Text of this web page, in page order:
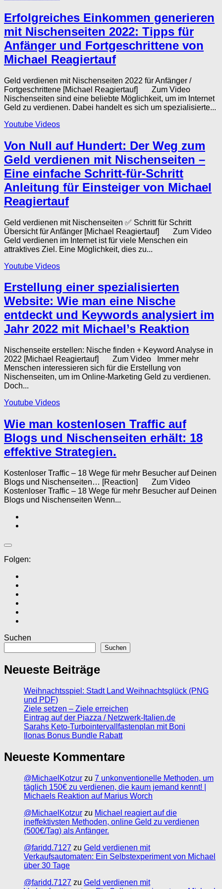
Erfolgreiches Einkommen generieren
mit Nischenseiten 2022: Tipps für
Anfänger und Fortgeschrittene von
Michael Reagiertauf
Geld verdienen mit Nischenseiten 2022 für Anfänger /
Fortgeschrittene [Michael Reagiertauf] Zum Video
Nischenseiten sind eine beliebte Möglichkeit, um im Internet
Geld zu verdienen. Dabei handelt es sich um spezialisierte...
Youtube Videos
Von Null auf Hundert: Der Weg zum
Geld verdienen mit Nischenseiten –
Eine einfache Schritt-für-Schritt
Anleitung für Einsteiger von Michael
Reagiertauf
Geld verdienen mit Nischenseiten ✅ Schritt für Schritt
Übersicht für Anfänger [Michael Reagiertauf] Zum Video
Geld verdienen im Internet ist für viele Menschen ein
attraktives Ziel. Eine Möglichkeit, dies zu...
Youtube Videos
Erstellung einer spezialisierten
Website: Wie man eine Nische
entdeckt und Keywords analysiert im
Jahr 2022 mit Michael’s Reaktion
Nischenseite erstellen: Nische finden + Keyword Analyse in
2022 [Michael Reagiertauf] Zum Video Immer mehr
Menschen interessieren sich für die Erstellung von
Nischenseiten, um im Online-Marketing Geld zu verdienen.
Doch...
Youtube Videos
Wie man kostenlosen Traffic auf
Blogs und Nischenseiten erhält: 18
effektive Strategien.
Kostenloser Traffic – 18 Wege für mehr Besucher auf Deinen
Blogs und Nischenseiten… [Reaction] Zum Video
Kostenloser Traffic – 18 Wege für mehr Besucher auf Deinen
Blogs und Nischenseiten Wenn...
Folgen:
Suchen
Suchen
Neueste Beiträge
Weihnachtsspiel: Stadt Land Weihnachtsglück (PNG
und PDF)
Ziele setzen – Ziele erreichen
Eintrag auf der Piazza / Netzwerk-Italien.de
Sarahs Keto-Turbointervallfastenplan mit Boni
Ilonas Bonus Bundle Rabatt
Neueste Kommentare
@MichaelKotzur zu 7 unkonventionelle Methoden, um
täglich 150€ zu verdienen, die kaum jemand kennt! |
Michaels Reaktion auf Marius Worch
@MichaelKotzur zu Michael reagiert auf die
ineffektivsten Methoden, online Geld zu verdienen
(500€/Tag) als Anfänger.
@faridd.7127 zu Geld verdienen mit
Verkaufsautomaten: Ein Selbstexperiment von Michael
über 30 Tage
@faridd.7127 zu Geld verdienen mit